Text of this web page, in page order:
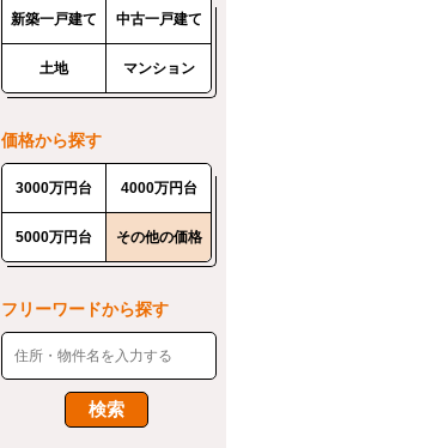
新築一戸建て 中古一戸建て
土地 マンション
価格から探す
3000万円台 4000万円台
5000万円台 その他の価格
フリーワードから探す